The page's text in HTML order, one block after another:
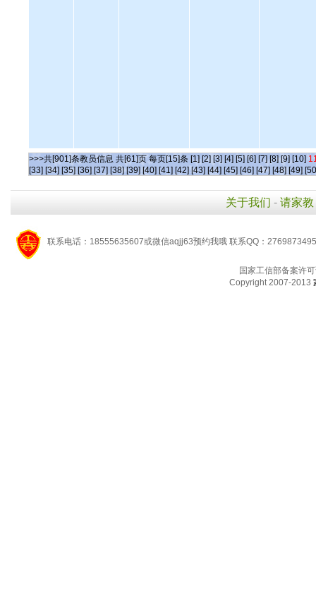
>>>共[901]条教员信息 共[61]页 每页[15]条 [1] [2] [3] [4] [5] [6] [7] [8] [9] [10]
[33] [34] [35] [36] [37] [38] [39] [40] [41] [42] [43] [44] [45] [46] [47] [48] [49]
关于我们 - 请家教
联系电话：18555635607或微信aqjj63预约我哦 联系QQ：
国家工信部备案许
Copyright 2007-2013